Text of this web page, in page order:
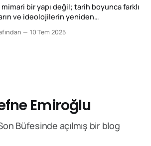
mücadele cihada, korku ise
mimari bir yapı değil; tarih boyunca farklı
ve ideolojilerin yeniden
görkemini de İstanbul'a adım atan
10 Tem 2025
Emiroğlu
Büfesinde açılmış bir blog